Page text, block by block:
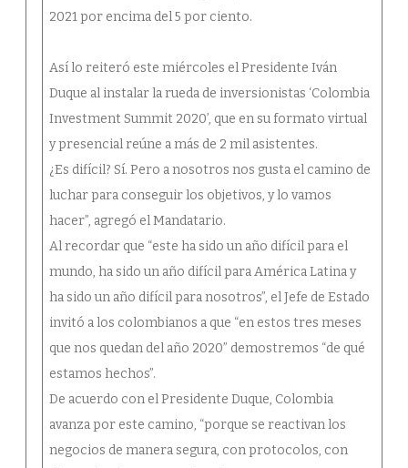
2021 por encima del 5 por ciento.
Así lo reiteró este miércoles el Presidente Iván
Duque al instalar la rueda de inversionistas ‘Colombia
Investment Summit 2020’, que en su formato virtual
y presencial reúne a más de 2 mil asistentes.
¿Es difícil? Sí. Pero a nosotros nos gusta el camino de
luchar para conseguir los objetivos, y lo vamos
hacer”, agregó el Mandatario.
Al recordar que “este ha sido un año difícil para el
mundo, ha sido un año difícil para América Latina y
ha sido un año difícil para nosotros”, el Jefe de Estado
invitó a los colombianos a que “en estos tres meses
que nos quedan del año 2020” demostremos “de qué
estamos hechos”.
De acuerdo con el Presidente Duque, Colombia
avanza por este camino, “porque se reactivan los
negocios de manera segura, con protocolos, con